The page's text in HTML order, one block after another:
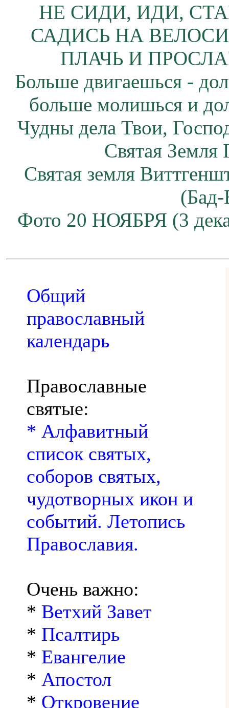
НЕ СИДИ, ИДИ,
САДИСЬ НА
ПЛАЧЬ И
Больше двигаешься -
больше молишься и
Чудны дела Твои,
Святая
Святая земля
Фото 20 НОЯБРЯ (3
Общий
православный
календарь
Православные
святые:
* Алфавитный
список святых,
соборов святых,
чудотворных икон и
событий. Летопись
Православия.
Очень важно:
* Ветхий Завет
* Псалтирь
* Евангелие
* Апостол
* Откровение